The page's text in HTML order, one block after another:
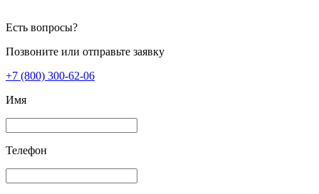
Есть вопросы?
Позвоните или отправьте заявку
+7 (800) 300-62-06
Имя
Телефон